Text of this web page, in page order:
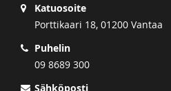
Katuosoite
Porttikaari 18, 01200 Vantaa
Puhelin
09 8689 300
Sähköposti